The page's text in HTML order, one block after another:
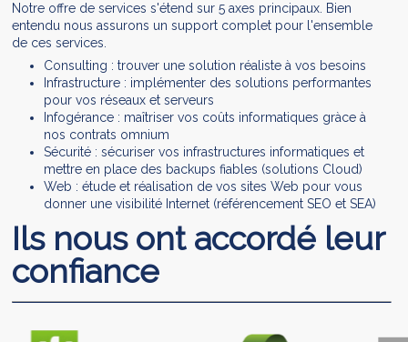
Notre offre de services s'étend sur 5 axes principaux. Bien
entendu nous assurons un support complet pour l'ensemble
de ces services.
Consulting : trouver une solution réaliste à vos besoins
Infrastructure : implémenter des solutions performantes
pour vos réseaux et serveurs
Infogérance : maîtriser vos coûts informatiques gràce à
nos contrats omnium
Sécurité : sécuriser vos infrastructures informatiques et
mettre en place des backups fiables (solutions Cloud)
Web : étude et réalisation de vos sites Web pour vous
donner une visibilité Internet (référencement SEO et SEA)
Ils nous ont accordé leur
confiance